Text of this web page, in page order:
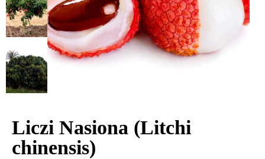
Liczi Nasiona (Litchi
chinensis)